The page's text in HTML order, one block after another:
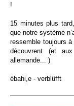
!
15 minutes plus
que notre système
ressemble toujours
découvrent (et
allemande... )
ébahi,e - verblüfft